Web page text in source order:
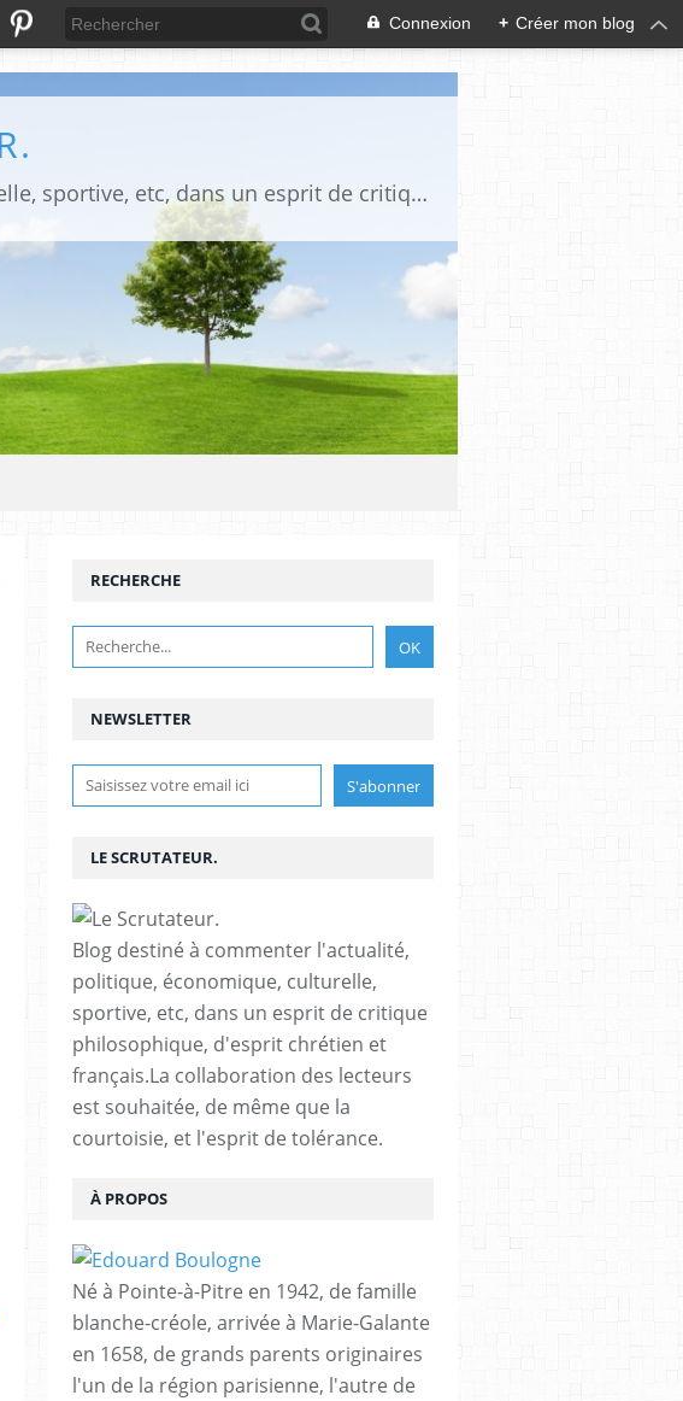
Connexion + Créer mon blog
Blog destiné à commenter l'actualité, politique, économique, culturelle, sportive, etc, dans un esprit de critique philosophique, d'esprit chrétien et français.La collaboration des lecteurs est souhaitée, de même que la courtoisie, et l'esprit de tolérance.
NEWSLETTER
RECHERCHE
LE SCRUTATEUR.
Blog destiné à commenter l'actualité,
politique, économique, culturelle,
sportive, etc, dans un esprit de critique
philosophique, d'esprit chrétien et
français.La collaboration des lecteurs
est souhaitée, de même que la
courtoisie, et l'esprit de tolérance.
À PROPOS
Né à Pointe-à-Pitre en 1942, de famille
blanche-créole, arrivée à Marie-Galante
en 1658, de grands parents originaires
l'un de la région parisienne, l'autre de